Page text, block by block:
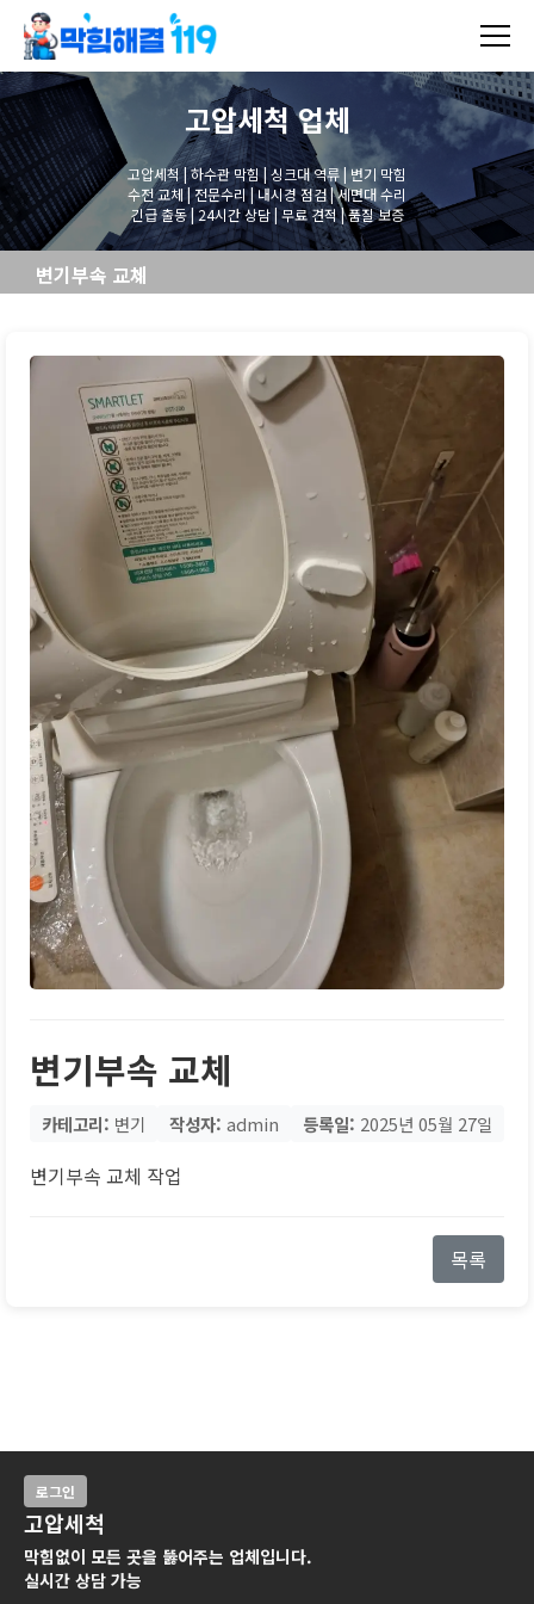
고압세척업체
고압세척 | 하수관 막힘 | 싱크대 역류 | 변기 막힘
수전 교체 | 전문수리 | 내시경 점검 | 세면대 수리
긴급 출동 | 24시간 상담 | 무료 견적 | 품질 보증
변기부속 교체
변기부속 교체
카테고리: 변기 작성자: admin 등록일: 2025년 05월 27일
변기부속 교체 작업
목록
로그인
고압세척
막힘없이 모든 곳을 뚫어주는 업체입니다.
실시간 상담 가능